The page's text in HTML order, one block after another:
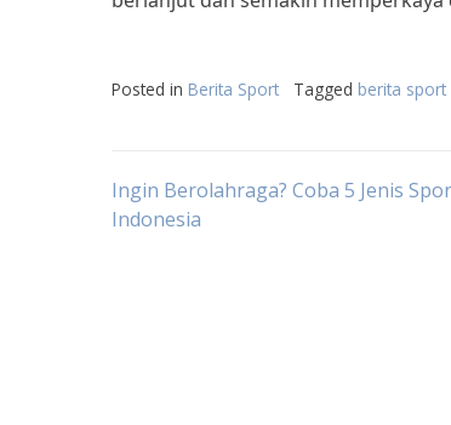
Posted in Berita Sport Tagged berita
Post
Ingin Berolahraga? Coba 5 Jenis
Indonesia